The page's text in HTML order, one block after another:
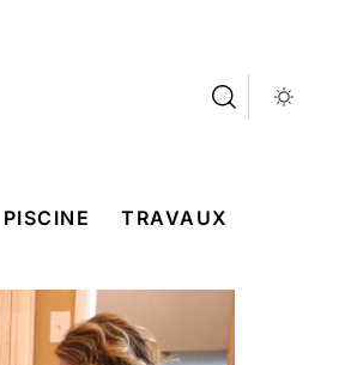
PISCINE TRAVAUX